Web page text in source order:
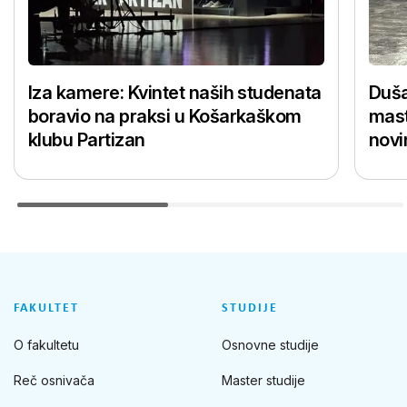
Iza kamere: Kvintet naših studenata
boravio na praksi u Košarkaškom
klubu Partizan
FAKULTET
O fakultetu
Reč osnivača
STUDIJE
Osnovne studije
Master studije